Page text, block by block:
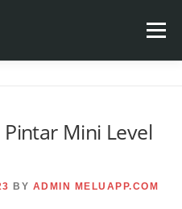
Menu
Pintar Mini Level
BY ADMIN MELUAPP.COM